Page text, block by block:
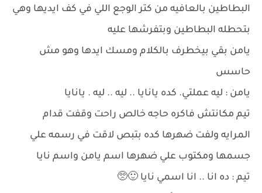
البطاطين بالعافيه من كتر الوجع اللي في كف ايديها وهي
بتحطله البطاطين وبتفرشها عليه
يامن بقي بيخطرف بالكلام ومسك ايدها وهو مش
حاسس
يامن : ليه عملتي. كده يانايا .. ليه .. ليه . يانايا
تيم مكانتش فاكره حاجه خالص راحت وقفت قدام
المرايه ولفت ضهرها كده بتبص لاقت في رسمه علي
جسمها ومكتوب علي ضهرها اسم يامن واسم نايا
تيم : ده انا .. انا اسمي نايا 🙂🥺